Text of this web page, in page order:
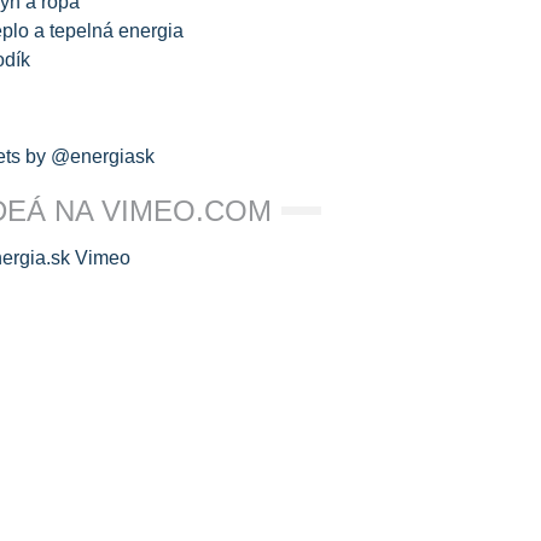
a tepelná energia
by @energiask
NA VIMEO.COM